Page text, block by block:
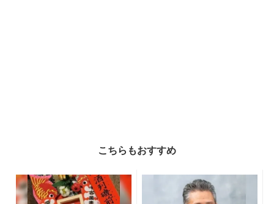
こちらもおすすめ